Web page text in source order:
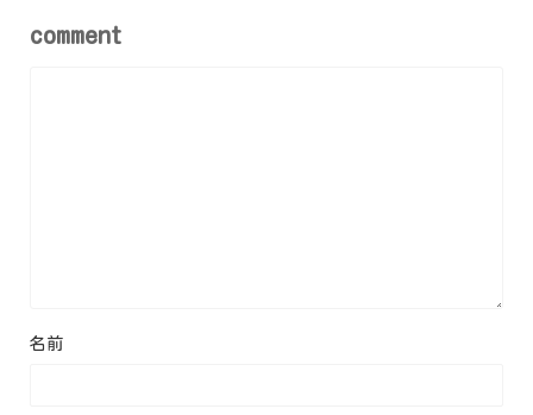
comment
名前